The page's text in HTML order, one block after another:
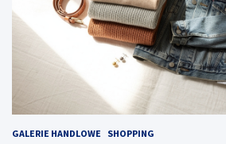
GALERIE HANDLOWE SHOPPING